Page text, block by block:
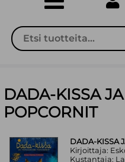
DADA-KISSA
POPCORNIT
DADA-KISSA
Kirjoittaja:
Kustantaja: